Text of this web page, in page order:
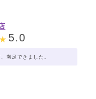
5.0
満足できました。